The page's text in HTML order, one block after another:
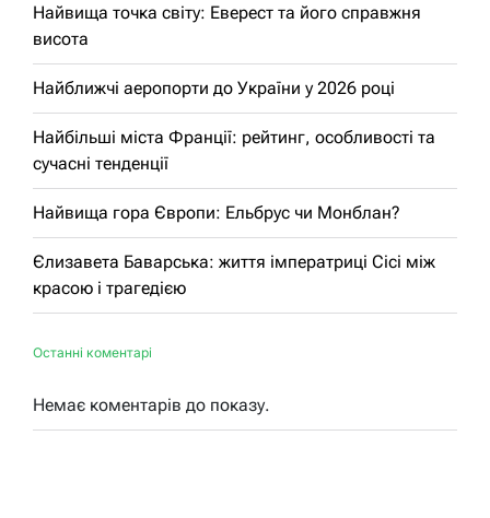
Найвища точка світу: Еверест та його справжня
висота
Найближчі аеропорти до України у 2026 році
Найбільші міста Франції: рейтинг, особливості та
сучасні тенденції
Найвища гора Європи: Ельбрус чи Монблан?
Єлизавета Баварська: життя імператриці Сісі між
красою і трагедією
Останні коментарі
Немає коментарів до показу.